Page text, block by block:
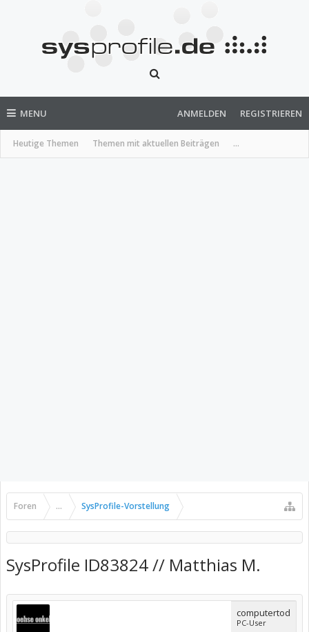
MENU
Heutige Themen Themen mit aktuellen Beiträgen ...
ANMELDEN REGISTRIEREN
Foren ... SysProfile-Vorstellung
SysProfile ID83824 // Matthias M.
computertod
PC-User